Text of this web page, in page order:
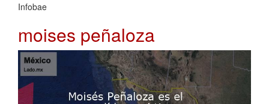
Infobae
moises peñaloza